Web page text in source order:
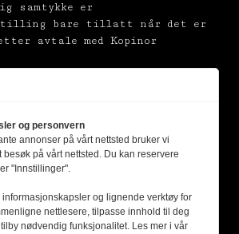
samtykke er
bare tillatt når det er
avtale med Kopinor
og personvern
annonser på vårt nettsted bruker vi
besøk på vårt nettsted. Du kan reservere
"Innstillinger".
informasjonskapsler og lignende verktøy for
nettlesere, tilpasse innhold til deg
nødvendig funksjonalitet. Les mer i vår